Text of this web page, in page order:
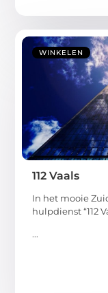
WINKELEN
112 Vaals
In het mooie
hulpdienst “112
...